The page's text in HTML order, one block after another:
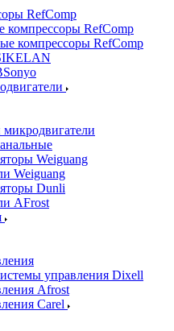
RefComp
компрессоры RefComp
компрессоры RefComp
Weiguang
Weiguang
Dunli
AFrost
управления Dixell
Afrost
Carel